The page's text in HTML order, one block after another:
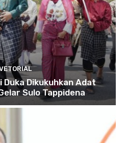
Dikukuhkan Adat
Sulo Tappidena